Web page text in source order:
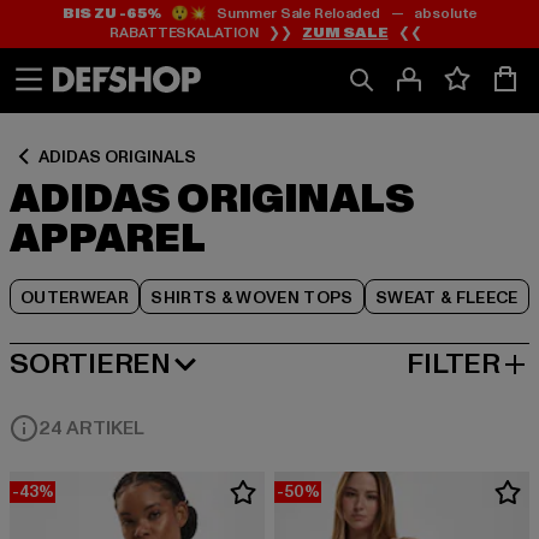
Zum
Inhalt
springen
Zum
Fußzeile
springen
BIS ZU -65%😲💥 Summer Sale Reloaded — absolute
RABATTESKALATION ❯❯ ZUM SALE ❮❮
ADIDAS ORIGINALS
ADIDAS ORIGINALS
APPAREL
OUTERWEAR SHIRTS & WOVEN TOPS SWEAT & FLEECE
Zum
Produktraster
springen
SORTIEREN
BELIEBTESTE FILTER
24 ARTIKEL
-43% -50%